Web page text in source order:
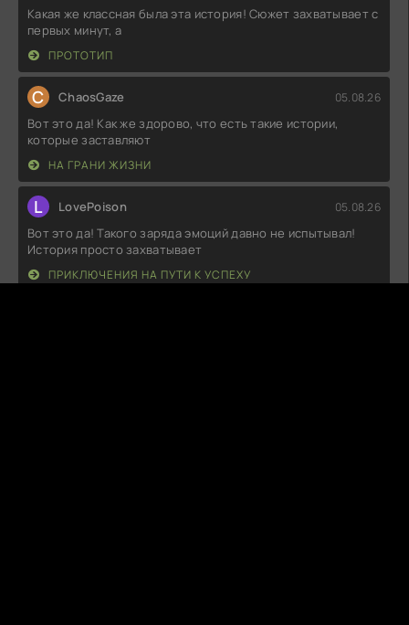
Какая же классная была эта история! Сюжет захватывает с
первых минут, а
ПРОТОТИП
C ChaosGaze 05.08.26
Вот это да! Как же здорово, что есть такие истории,
которые заставляют
НА ГРАНИ ЖИЗНИ
L LovePoison 05.08.26
Вот это да! Такого заряда эмоций давно не испытывал!
История просто захватывает
ПРИКЛЮЧЕНИЯ НА ПУТИ К УСПЕХУ